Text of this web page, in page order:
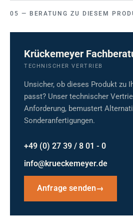
BERATUNG ZU DIESEM
Krückemeyer
TECHNISCHER VERTRIEB
Unsicher, ob dieses Produkt zu
passt? Unser technischer
Anforderung, bemustert
Sonderanfertigungen.
+49 (0) 27 39 / 8 01 - 0
info@krueckemeyer.de
Anfrage senden→